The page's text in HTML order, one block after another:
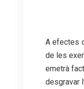
A efectes
de les
emetrà
desgravar